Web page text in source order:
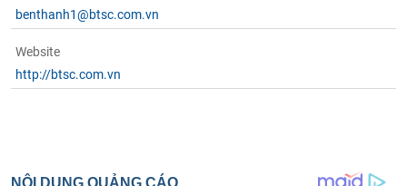
benthanh1@btsc.com.vn
Website
http://btsc.com.vn